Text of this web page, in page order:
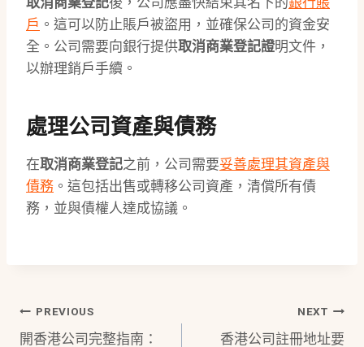
戶 。這可以防止賬戶被盜用，並確保公司的資金安
全。公司需要向銀行提供取消商業登記證明文件，
以辦理銷戶手續。
處理公司資產與債務
在取消商業登記之前，公司需要妥善處理其資產與
債務 。這包括出售或轉移公司資產，清償所有債
務，並與債權人達成協議。
Post
PREVIOUS
開香港公司完整指南：
NEXT
香港公司註冊地址要